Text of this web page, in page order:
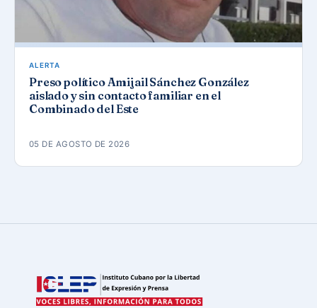
ALERTA
Preso político Amijail Sánchez González
aislado y sin contacto familiar en el
Combinado del Este
05 DE AGOSTO DE 2026